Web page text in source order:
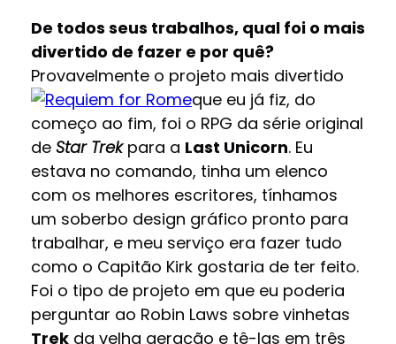
De todos seus trabalhos, qual foi o mais
divertido de fazer e por quê?
Provavelmente o projeto mais divertido
que eu já fiz, do
começo ao fim, foi o RPG da série original
de Star Trekpara a Last Unicorn. Eu
estava no comando, tinha um elenco
com os melhores escritores, tínhamos
um soberbo design gráfico pronto para
trabalhar, e meu serviço era fazer tudo
como o Capitão Kirk gostaria de ter feito.
Foi o tipo de projeto em que eu poderia
perguntar ao Robin Laws sobre vinhetas
Trekda velha geração e tê-las em três